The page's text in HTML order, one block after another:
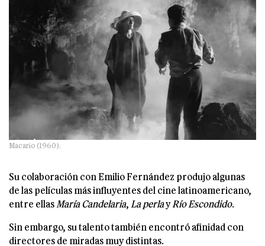
Macario (1960).
Su colaboración con Emilio Fernández produjo algunas
de las películas más influyentes del cine latinoamericano,
entre ellas María Candelaria, La perlay Río Escondido.
Sin embargo, su talento también encontró afinidad con
directores de miradas muy distintas.